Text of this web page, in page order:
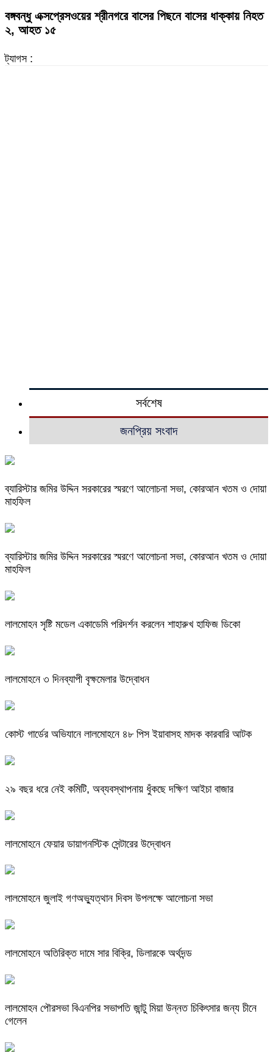
বঙ্গবন্ধু এক্সপ্রেসওয়ের শ্রীনগরে বাসের পিছনে বাসের ধাক্কায় নিহত
২, আহত ১৫
ট্যাগস :
সর্বশেষ
জনপ্রিয় সংবাদ
ব্যারিস্টার জমির উদ্দিন সরকারের স্মরণে আলোচনা সভা, কোরআন খতম ও দোয়া
মাহফিল
ব্যারিস্টার জমির উদ্দিন সরকারের স্মরণে আলোচনা সভা, কোরআন খতম ও দোয়া
মাহফিল
লালমোহন সৃষ্টি মডেল একাডেমি পরিদর্শন করলেন শাহারুখ হাফিজ ডিকো
লালমোহনে ৩ দিনব্যাপী বৃক্ষমেলার উদ্বোধন
কোস্ট গার্ডের অভিযানে লালমোহনে ৪৮ পিস ইয়াবাসহ মাদক কারবারি আটক
২৯ বছর ধরে নেই কমিটি, অব্যবস্থাপনায় ধুঁকছে দক্ষিণ আইচা বাজার
লালমোহনে ফেয়ার ডায়াগনস্টিক সেন্টারের উদ্বোধন
লালমোহনে জুলাই গণঅভ্যুত্থান দিবস উপলক্ষে আলোচনা সভা
লালমোহনে অতিরিক্ত দামে সার বিক্রি, ডিলারকে অর্থদন্ড
লালমোহন পৌরসভা বিএনপির সভাপতি জান্টু মিয়া উন্নত চিকিৎসার জন্য চীনে
গেলেন